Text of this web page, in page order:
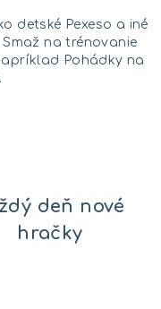
detské Pexeso a iné
na trénovanie
Pohádky na
deň nové
hračky